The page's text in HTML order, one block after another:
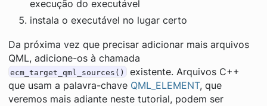
execução do executável
instala o executável no lugar certo
Da próxima vez que precisar adicionar mais arquivos
QML, adicione-os à chamada
ecm_target_qml_sources()
existente. Arquivos C++
que usam a palavra-chave QML_ELEMENT, que
veremos mais adiante neste tutorial, podem ser